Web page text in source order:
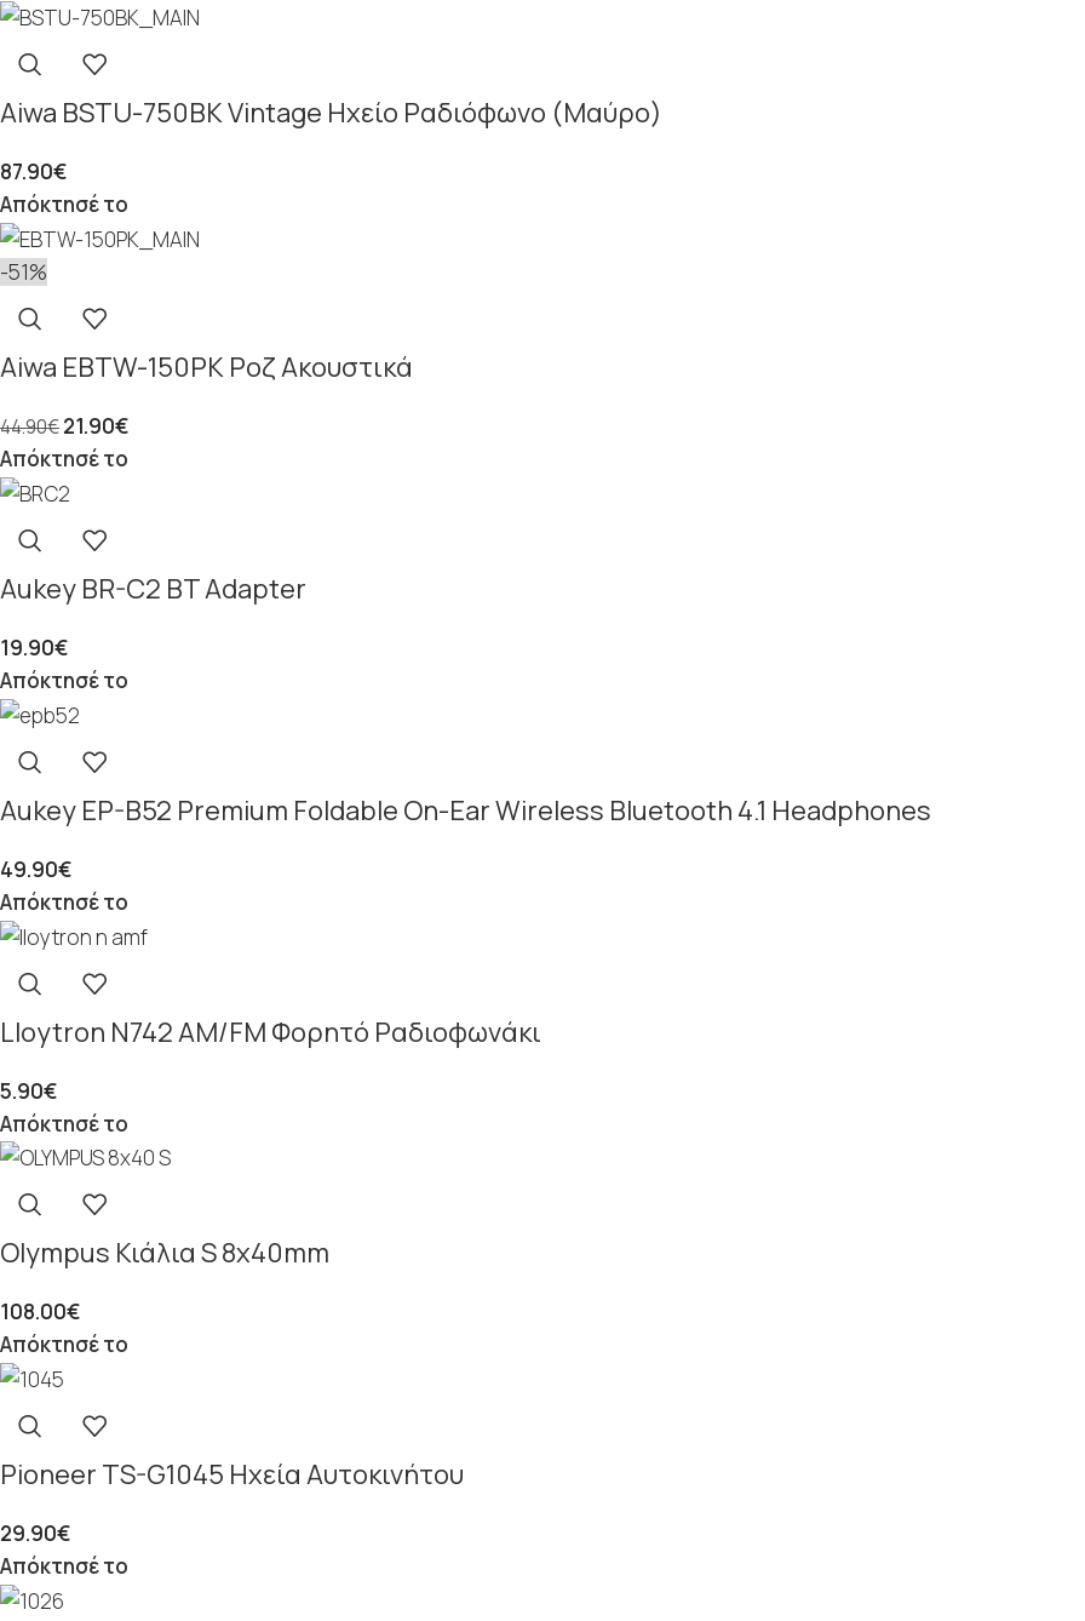
Aiwa BSTU-750BK Vintage Ηχείο Ραδιόφωνο (Μαύρο)
87.90€
Απόκτησέ το
-51%
Aiwa EBTW-150PK Ροζ Ακουστικά
44.90€21.90€
Απόκτησέ το
Aukey BR-C2 BT Adapter
19.90€
Απόκτησέ το
Aukey EP-B52 Premium Foldable On-Ear Wireless Bluetooth 4.1 Headphones
49.90€
Απόκτησέ το
Lloytron N742 AM/FM Φορητό Ραδιοφωνάκι
5.90€
Απόκτησέ το
Olympus Κιάλια S 8x40mm
108.00€
Απόκτησέ το
Pioneer TS-G1045 Ηχεία Αυτοκινήτου
29.90€
Απόκτησέ το